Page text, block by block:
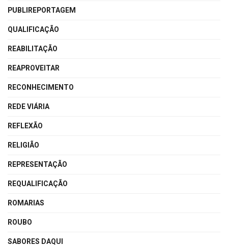
PUBLIREPORTAGEM
QUALIFICAÇÃO
REABILITAÇÃO
REAPROVEITAR
RECONHECIMENTO
REDE VIÁRIA
REFLEXÃO
RELIGIÃO
REPRESENTAÇÃO
REQUALIFICAÇÃO
ROMARIAS
ROUBO
SABORES DAQUI